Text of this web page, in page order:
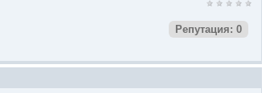
Репутация: 0